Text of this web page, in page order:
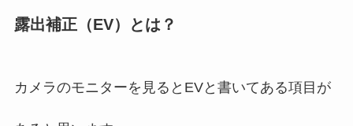
露出補正（EV）とは？
カメラのモニターを見るとEVと書いてある項目が